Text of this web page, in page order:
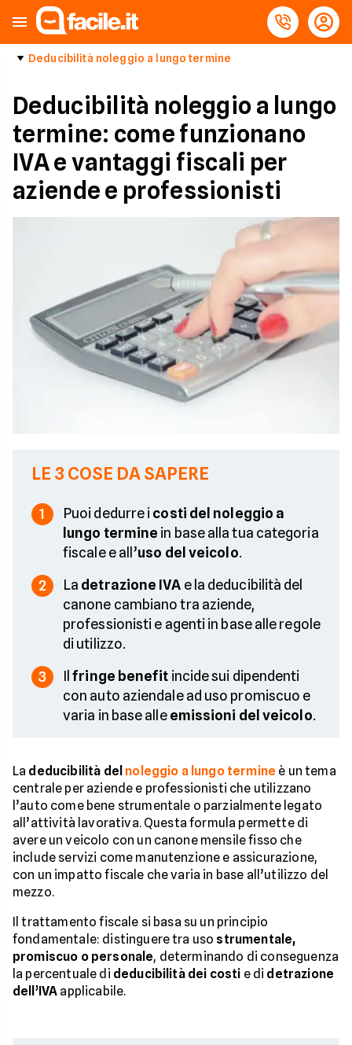
Deducibilità noleggio a lungo termine
Deducibilità noleggio a lungo
termine: come funzionano
IVA e vantaggi fiscali per
aziende e professionisti
LE 3 COSE DA SAPERE
1 Puoi dedurre i costi del noleggio a
lungo termine in base alla tua categoria
fiscale e all’uso del veicolo.
2 La detrazione IVA e la deducibilità del
canone cambiano tra aziende,
professionisti e agenti in base alle regole
di utilizzo.
3 Ilfringe benefit incide sui dipendenti
con auto aziendale ad uso promiscuo e
varia in base alleemissioni del veicolo.
La deducibilità del noleggio a lungo termine è un tema
centrale per aziende e professionisti che utilizzano
l’auto come bene strumentale o parzialmente legato
all’attività lavorativa. Questa formula permette di
avere un veicolo con un canone mensile fisso che
include servizi come manutenzione e assicurazione,
con un impatto fiscale che varia in base all’utilizzo del
mezzo.
Il trattamento fiscale si basa su un principio
fondamentale: distinguere tra uso strumentale,
promiscuo o personale, determinando di conseguenza
la percentuale di deducibilità dei costi e di detrazione
dell’IVA applicabile.